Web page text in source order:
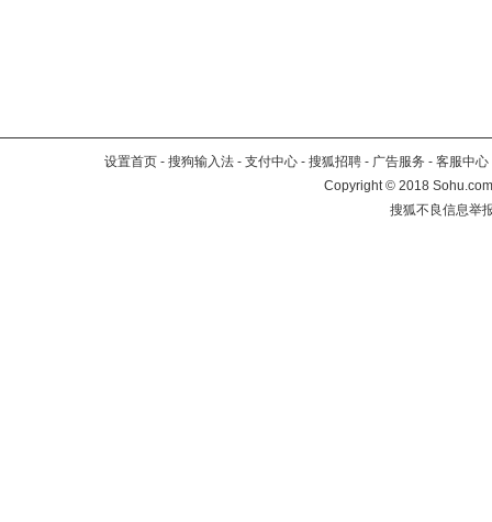
设置首页 - 搜狗输入法 - 支付中心 - 搜狐招聘 - 广告服务 - 客服中心
Copyright©2018
搜狐不良信息举